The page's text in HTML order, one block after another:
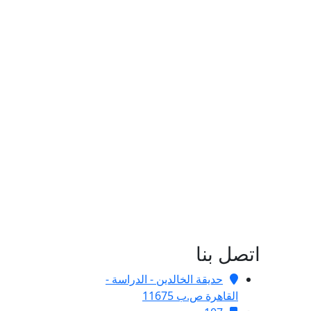
اتصل بنا
حديقة الخالدين - الدراسة -
القاهرة ص.ب 11675